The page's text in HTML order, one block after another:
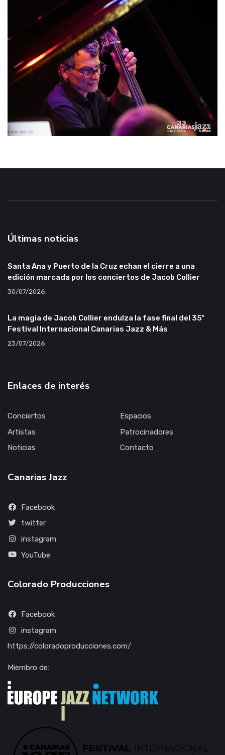
Últimas noticias
Santa Ana y Puerto de la Cruz echan el cierre a una
edición marcada por los conciertos de Jacob Collier
30/07/2026
La magia de Jacob Collier endulza la fase final del 35º
Festival Internacional Canarias Jazz & Más
23/07/2026
Enlaces de interés
Conciertos
Artistas
Noticias
Espacios
Patrocinadores
Contacto
Canarias Jazz
Facebook
twitter
instagram
YouTube
Colorado Producciones
Facebook
instagram
https://coloradoproducciones.com/
Miembro de: